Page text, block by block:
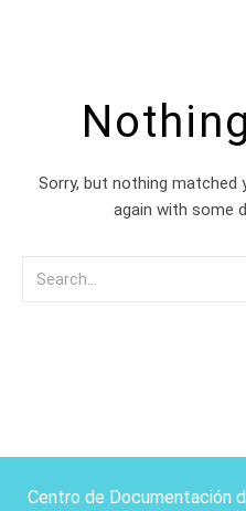
Sorry, but nothing matched
again with some
Centro de Documentación